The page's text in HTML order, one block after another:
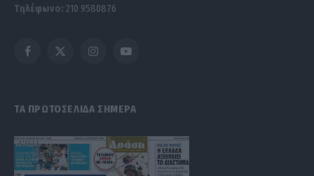
Τηλέφωνο: 210 9580876
Facebook
X
InstagramYouTube
ΤΑ ΠΡΩΤΟΣΕΛΙΔΑ ΣΗΜΕΡΑ